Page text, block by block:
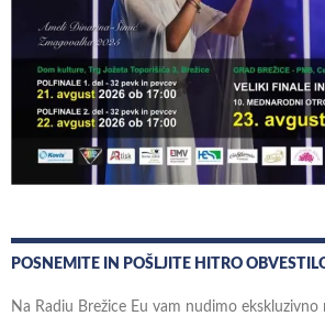
POSNEMITE IN POŠLJITE HITRO
Na Radiu Brežice Eu vam nudimo ekskluzivno